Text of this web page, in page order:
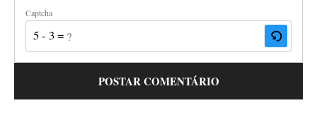
Captcha
5 - 3 = ?